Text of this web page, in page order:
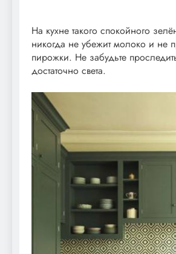
На кухне такого спокойного
никогда не убежит молоко и не
пирожки. Не забудьте
достаточно света.